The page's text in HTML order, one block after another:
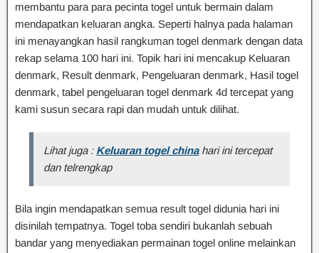
membantu para para pecinta togel untuk bermain dalam
mendapatkan keluaran angka. Seperti halnya pada halaman
ini menayangkan hasil rangkuman togel denmark dengan data
rekap selama 100 hari ini. Topik hari ini mencakup Keluaran
denmark, Result denmark, Pengeluaran denmark, Hasil togel
denmark, tabel pengeluaran togel denmark 4d tercepat yang
kami susun secara rapi dan mudah untuk dilihat.
Lihat juga : Keluaran togel chinahari ini tercepat
dan telrengkap
Bila ingin mendapatkan semua result togel didunia hari ini
disinilah tempatnya. Togel toba sendiri bukanlah sebuah
bandar yang menyediakan permainan togel online melainkan